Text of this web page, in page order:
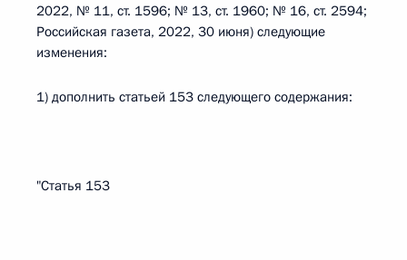
2022, № 11, ст. 1596; № 13, ст. 1960; № 16, ст. 2594;
Российская газета, 2022, 30 июня) следующие
изменения:
1) дополнить статьей 153 следующего содержания:
"Статья 153